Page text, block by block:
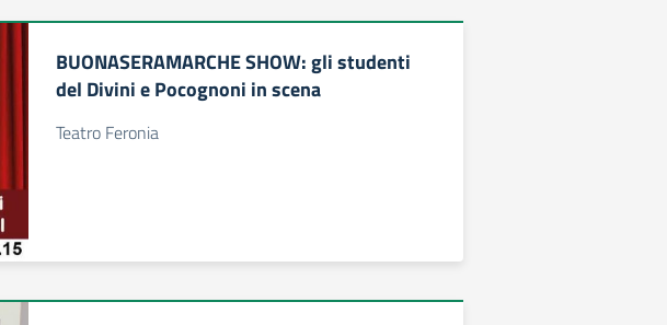
BUONASERAMARCHE SHOW: gli studenti
del Divini e Pocognoni in scena
Teatro Feronia